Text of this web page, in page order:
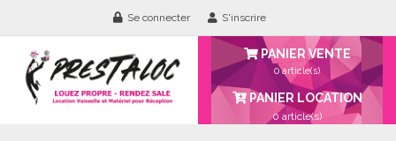
Se connecter S'inscrire
PANIER VENTE
0 article(s)
PANIER LOCATION
0 article(s)